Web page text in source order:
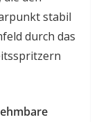
stabil
durch das